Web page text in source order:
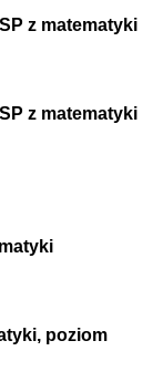
z matematyki
z matematyki
poziom